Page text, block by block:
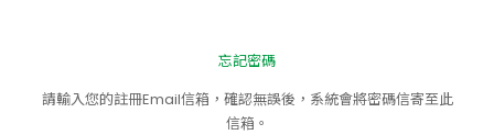
忘記密碼
請輸入您的註冊Email信箱，確認無誤後，系統會將密碼信寄至此
信箱。